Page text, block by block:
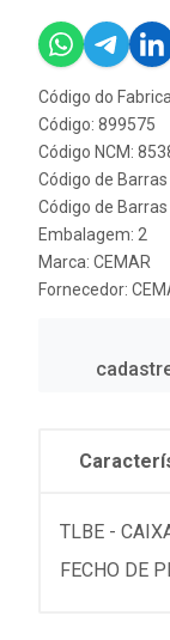
Código do
Código: 899575
Código NCM:
Código de
Código de
Embalagem: 2
Marca: CEMAR
Fornecedor:
TLBE -
FECHO DE